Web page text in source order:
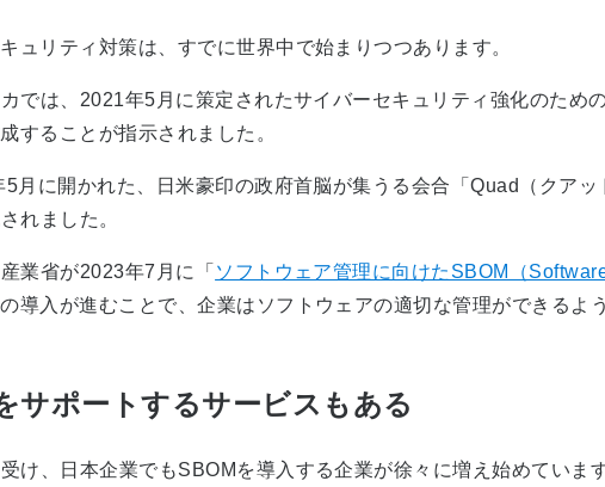
ュリティ対策は、すでに世界中で始まりつつあります。
では、2021年5月に策定されたサイバーセキュリティ強化のため
することが指示されました。
月に開かれた、日米豪印の政府首脳が集うる会合「Quad（クア
れました。
業省が2023年7月に「 ソフトウェア管理に向けたSBOM（
導入が進むことで、企業はソフトウェアの適切な管理ができる
サポートするサービスもある
け、日本企業でもSBOMを導入する企業が徐々に増え始めています